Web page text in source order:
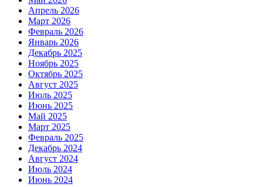
Апрель 2026
Март 2026
Февраль 2026
Январь 2026
Декабрь 2025
Ноябрь 2025
Октябрь 2025
Август 2025
Июль 2025
Июнь 2025
Май 2025
Март 2025
Февраль 2025
Декабрь 2024
Август 2024
Июль 2024
Июнь 2024